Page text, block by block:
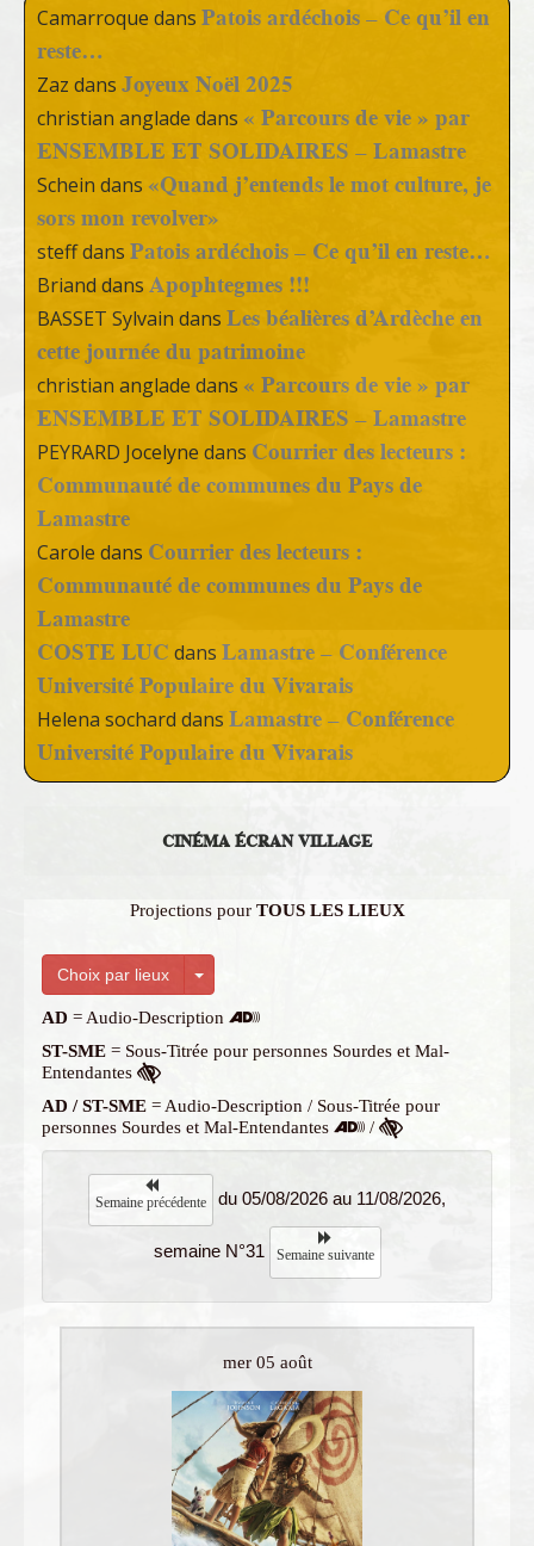
Camarroque dans Patois ardéchois – Ce qu’il en
reste…
Zaz dans Joyeux Noël 2025
christian anglade dans « Parcours de vie » par
ENSEMBLE ET SOLIDAIRES – Lamastre
Schein dans «Quand j’entends le mot culture, je
sors mon revolver»
steffdans Patois ardéchois – Ce qu’il en reste…
Briand dans Apophtegmes !!!
BASSET Sylvain dans Les béalières d’Ardèche en
cette journée du patrimoine
christian anglade dans « Parcours de vie » par
ENSEMBLE ET SOLIDAIRES – Lamastre
PEYRARD Jocelyne dans Courrier des lecteurs :
Communauté de communes du Pays de
Lamastre
Carole dans Courrier des lecteurs :
Communauté de communes du Pays de
Lamastre
COSTE LUC dans Lamastre – Conférence
Université Populaire du Vivarais
Helena sochard dans Lamastre – Conférence
Université Populaire du Vivarais
CINÉMA ÉCRAN VILLAGE